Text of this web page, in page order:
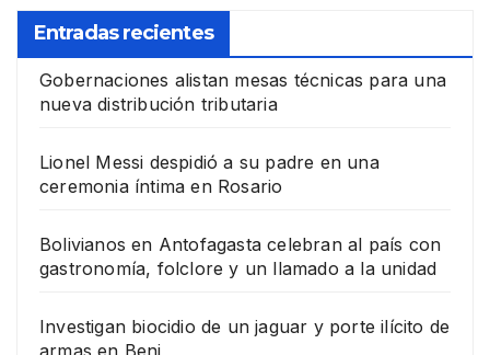
Entradas recientes
Gobernaciones alistan mesas técnicas para una
nueva distribución tributaria
Lionel Messi despidió a su padre en una
ceremonia íntima en Rosario
Bolivianos en Antofagasta celebran al país con
gastronomía, folclore y un llamado a la unidad
Investigan biocidio de un jaguar y porte ilícito de